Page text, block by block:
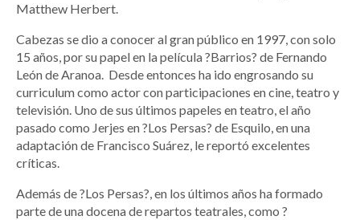
Matthew Herbert.
Cabezas se dio a conocer al gran público en 1997, con solo
15 años, por su papel en la película ?Barrios? de Fernando
León de Aranoa. Desde entonces ha ido engrosando su
curriculum como actor con participaciones en cine, teatro y
televisión. Uno de sus últimos papeles en teatro, el año
pasado como Jerjes en ?Los Persas? de Esquilo, en una
adaptación de Francisco Suárez, le reportó excelentes
críticas.
Además de ?Los Persas?, en los últimos años ha formado
parte de una docena de repartos teatrales, como ?